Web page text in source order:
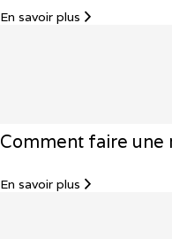
En savoir plus
Comment faire une
En savoir plus